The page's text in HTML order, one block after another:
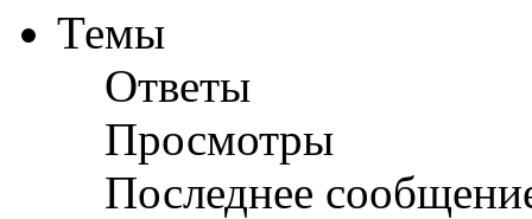
Темы
Ответы
Просмотры
Последнее